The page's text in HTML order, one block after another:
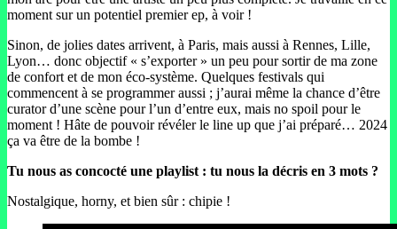
moment sur un potentiel premier ep, à voir !
Sinon, de jolies dates arrivent, à Paris, mais aussi à Rennes, Lille,
Lyon… donc objectif « s’exporter » un peu pour sortir de ma zone
de confort et de mon éco-système. Quelques festivals qui
commencent à se programmer aussi ; j’aurai même la chance d’être
curator d’une scène pour l’un d’entre eux, mais no spoil pour le
moment ! Hâte de pouvoir révéler le line up que j’ai préparé… 2024
ça va être de la bombe !
Tu nous as concocté une playlist : tu nous la décris en 3 mots ?
Nostalgique, horny, et bien sûr : chipie !